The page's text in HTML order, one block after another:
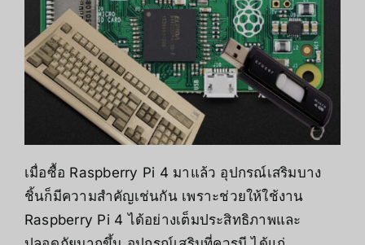
เมื่อซื้อ Raspberry Pi 4 มาแล้ว อุปกรณ์เสริมบาง
ชิ้นก็มีความสำคัญเช่นกัน เพราะช่วยให้ใช้งาน
Raspberry Pi 4 ได้อย่างเต็มประสิทธิภาพและ